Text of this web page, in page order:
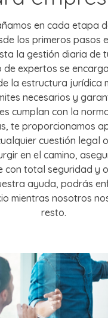
en cada etapa
los primeros pasos
la gestión diaria de
de expertos se
la estructura jurídica
necesarios y
cumplan con la
te proporcionamos
cuestión legal
en el camino,
con total seguridad y
ayuda, podrás
mientras nosotros
resto.